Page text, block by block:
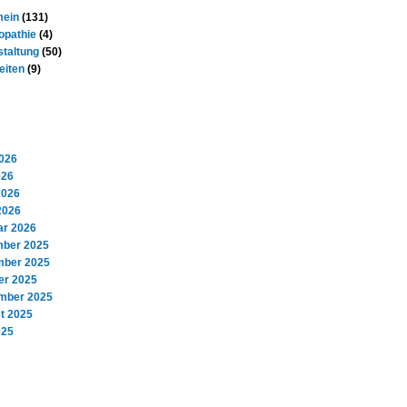
(131)
(4)
(50)
(9)
2026
2025
2025
2025
2025
2025